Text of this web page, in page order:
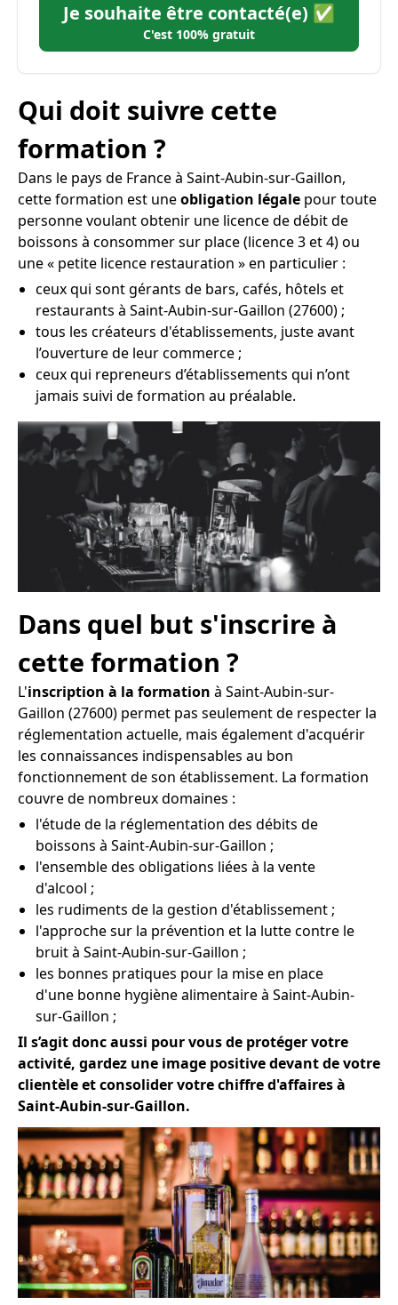
Je souhaite être contacté(e) ✅
C'est 100% gratuit
Qui doit suivre cette
formation ?
Dans le pays de France à Saint-Aubin-sur-Gaillon,
cette formation est uneobligation légale pour toute
personne voulant obtenir une licence de débit de
boissons à consommer sur place (licence 3 et 4) ou
une « petite licence restauration » en particulier :
ceux qui sont gérants de bars, cafés, hôtels et
restaurants à Saint-Aubin-sur-Gaillon (27600) ;
tous les créateurs d'établissements, juste avant
l’ouverture de leur commerce ;
ceux qui repreneurs d’établissements qui n’ont
jamais suivi de formation au préalable.
Dans quel but s'inscrire à
cette formation ?
L'inscription à la formation à Saint-Aubin-sur-
Gaillon (27600) permet pas seulement de respecter la
réglementation actuelle, mais également d'acquérir
les connaissances indispensables au bon
fonctionnement de son établissement. La formation
couvre de nombreux domaines :
l'étude de la réglementation des débits de
boissons à Saint-Aubin-sur-Gaillon ;
l'ensemble des obligations liées à la vente
d'alcool ;
les rudiments de la gestion d'établissement ;
l'approche sur la prévention et la lutte contre le
bruit à Saint-Aubin-sur-Gaillon ;
les bonnes pratiques pour la mise en place
d'une bonne hygiène alimentaire à Saint-Aubin-
sur-Gaillon ;
Il s’agit donc aussi pour vous de protéger votre
activité, gardez une image positive devant de votre
clientèle et consolider votre chiffre d'affaires à
Saint-Aubin-sur-Gaillon.